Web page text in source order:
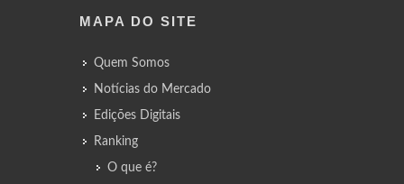
MAPA DO SITE
Quem Somos
Notícias do Mercado
Edições Digitais
Ranking
O que é?